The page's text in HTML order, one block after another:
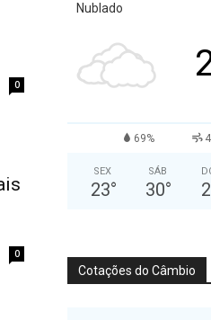
0
0
Nublado
69%
SEX
23°
SÁB
30°
Cotações do Câmbio